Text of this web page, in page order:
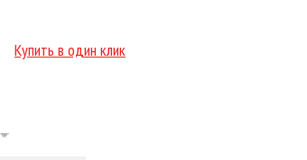
Купить в один клик